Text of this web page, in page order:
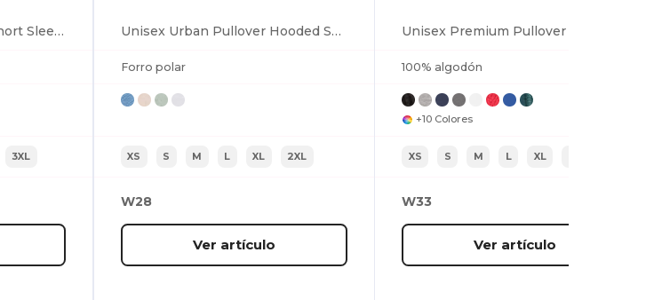
Realtree® Camouflage Short Sleeve T-Shirt
3XL
Unisex Urban Pullover Hooded Sweatshirt
Forro polar
XS S M L XL 2XL
W28
Ver artículo
100% algodón
+10 Colores
XS S M L XL
W33
Ver artículo